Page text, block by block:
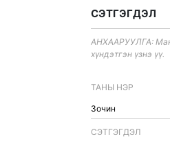
СЭТГЭГДЭЛ
АНХААРУУЛГА:
хүндэтгэн үзнэ үү.
ТАНЫ НЭР
CЭТГЭГДЭЛ